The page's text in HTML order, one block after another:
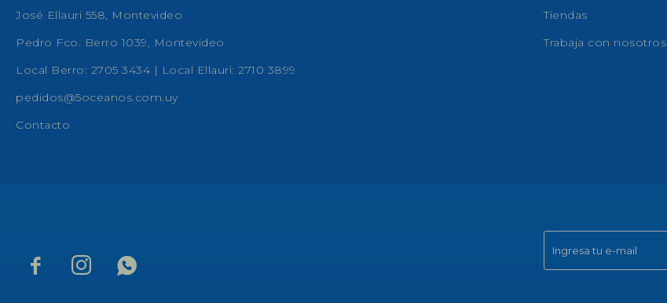
  
José Ellauri 558, Montevideo
Pedro Fco. Berro 1039, Montevideo
Local Berro: 2705 3434 | Local Ellauri: 2710 3899
pedidos@5oceanos.com.uy
Contacto
Tiendas
Trabaja con nosotros